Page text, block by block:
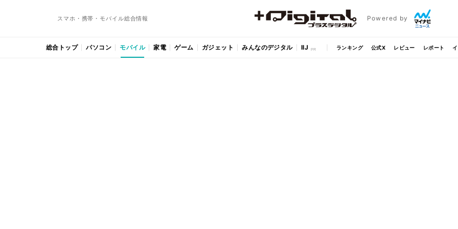
スマホ・携帯・モバイル総合情報 Powered by
総合トップ パソコン モバイル 家電 ゲーム ガジェット みんなのデジタル IIJ ランキング 公式X レビュー レポート